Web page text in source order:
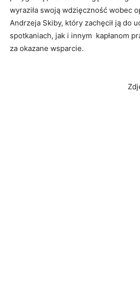
wyraziła swoją wdzięczność wobec
Andrzeja Skiby, który zachęcił ją do
spotkaniach, jak i innym kapłanom
za okazane wsparcie.